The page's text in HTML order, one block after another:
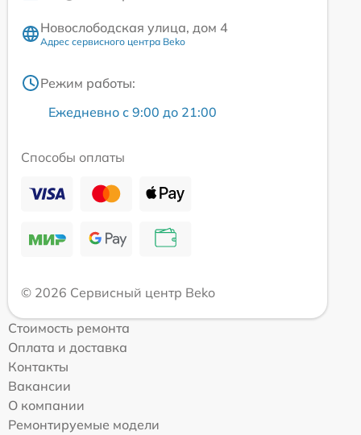
Новослободская улица, дом 4
Адрес сервисного центра Beko
Режим работы:
Ежедневно с 9:00 до 21:00
Способы оплаты
© 2026 Сервисный центр Beko
Стоимость ремонта
Оплата и доставка
Контакты
Вакансии
О компании
Ремонтируемые модели